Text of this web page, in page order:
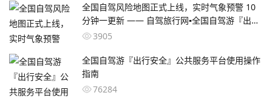
全国自驾风险地图正式上线，实时气象预警 10
分钟一更新 —— 自驾旅行网▪全国自驾游『出行
安全』公共服务平
3905
全国自驾游『出行安全』公共服务平台使用操作
指南
76284